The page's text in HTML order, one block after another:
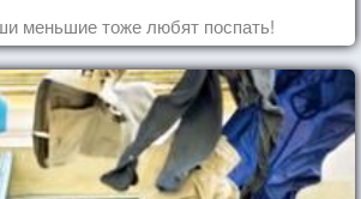
меньшие тоже любят поспать!